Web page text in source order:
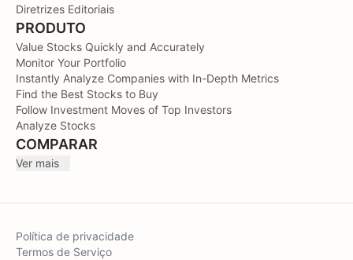
Diretrizes Editoriais
PRODUTO
Value Stocks Quickly and Accurately
Monitor Your Portfolio
Instantly Analyze Companies with In-Depth Metrics
Find the Best Stocks to Buy
Follow Investment Moves of Top Investors
Analyze Stocks
COMPARAR
Ver mais
Política de privacidade
Termos de Serviço